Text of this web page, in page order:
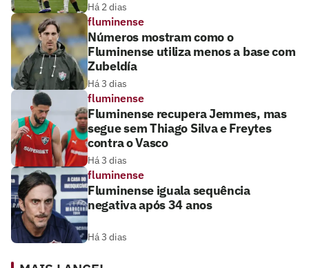
Há 2 dias
fluminense
Números mostram como o
Fluminense utiliza menos a base com
Zubeldía
Há 3 dias
fluminense
Fluminense recupera Jemmes, mas
segue sem Thiago Silva e Freytes
contra o Vasco
Há 3 dias
fluminense
Fluminense iguala sequência
negativa após 34 anos
Há 3 dias